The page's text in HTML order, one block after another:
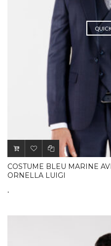
COSTUME BLEU MARINE
ORNELLA LUIGI
.